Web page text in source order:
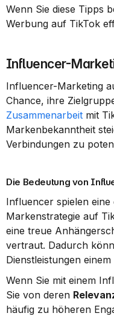
Wenn Sie diese Tipps
Werbung auf TikTok
Influencer-
Influencer-Marketing
Zusammenarbeit mit
Markenbekanntheit
Verbindungen zu
Die Bedeutung von
Influencer spielen
Markenstrategie auf
eine treue
vertraut. Dadurch
Dienstleistungen
Wenn Sie mit einem
Sie von deren
häufig zu höheren